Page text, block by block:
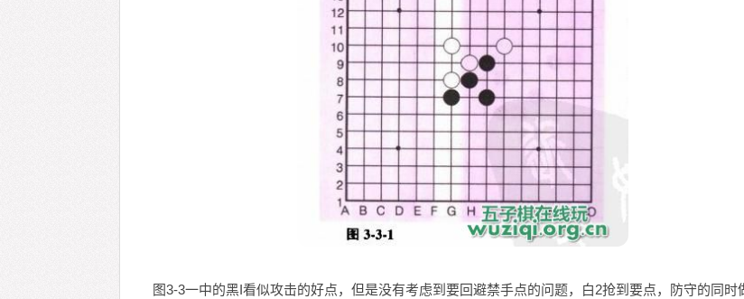
图3-3一中的黑I看似攻击的好点，但是没有考虑到要回避禁手点的问题，白2抢到要点，防守的同时